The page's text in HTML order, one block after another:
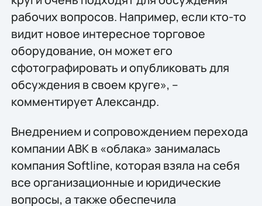
рабочих вопросов. Например, если кто-то
видит новое интересное торговое
оборудование, он может его
сфотографировать и опубликовать для
обсуждения в своем круге», –
комментирует Александр.
Внедрением и сопровождением перехода
компании АВК в «облака» занималась
компания Softline, которая взяла на себя
все организационные и юридические
вопросы, а также обеспечила